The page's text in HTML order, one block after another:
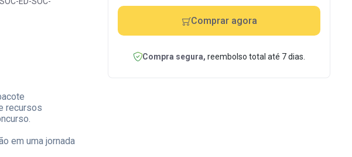
recursos
em uma jornada
Comprar agora
Compra segura, reembolso total até 7 dias.